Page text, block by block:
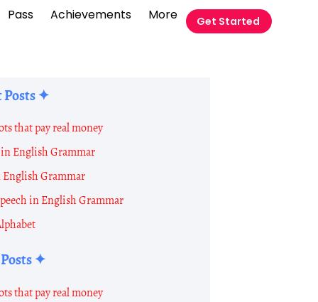
Pass Achievements More Get Started
Posts ✦
that pay real money
English Grammar
Grammar
in English Grammar
✦
that pay real money